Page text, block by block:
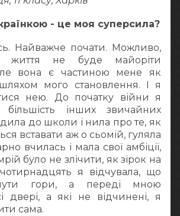
- це моя суперсила?
Найважче почати. Можливо,
життя не буде майоріти
вона є частиною мене як
шляхом мого становлення. І я
нею. До початку війни я
інших звичайних
до школи і нила про те, як
вставати аж о сьомій, гуляла
вчилась і мала свої амбіції,
було не злічити, як зірок на
я відчувала, що
гори, а переді мною
двері, а які не відчинені, я
сама.